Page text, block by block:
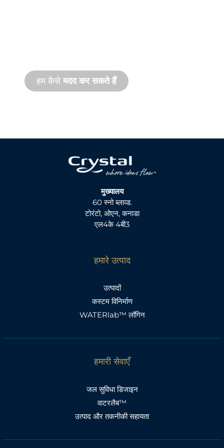
हम कैसेमदद कर सकते हैं
मुख्यालय
60 स्नो ब्लाव्ड.
टोरंटो, ओएन, कनाडा
एल4के 4बी3
हमारे उत्पाद
उत्पादों
कस्टम विनिर्माण
WATERlab™ लॉगिन
हमारी सेवाएँ
जल सुविधा डिजाइन
वाटरलैब™
उत्पाद और तकनीकी सहायता